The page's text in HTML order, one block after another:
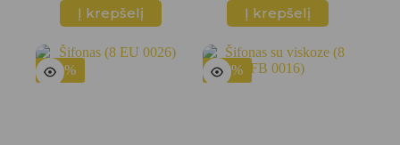
price
was:
price
is:
Į krepšelį
was:
6.00 €.
is:
1.00 €.
Į krepšelį
-50% -50%